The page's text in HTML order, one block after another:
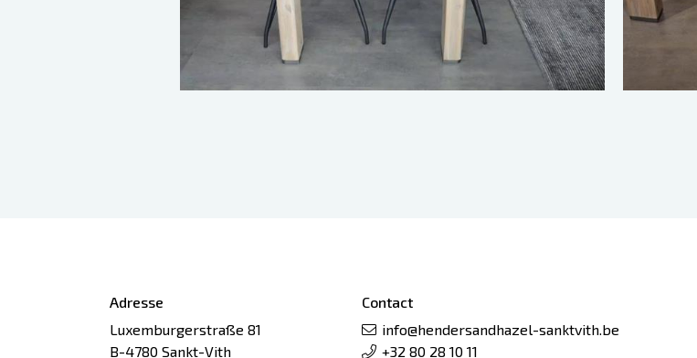
Adresse
Luxemburgerstraße 81
B-4780 Sankt-Vith
Contact
info@hendersandhazel-sanktvith.be
+32 80 28 10 11